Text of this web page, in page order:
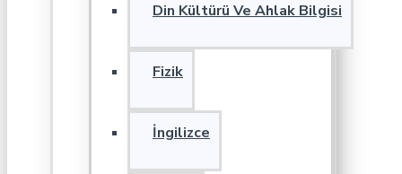
Din Kültürü Ve Ahlak Bilgisi
Fizik
İngilizce